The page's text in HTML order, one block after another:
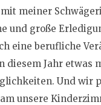
meiner
und große
eine berufliche
diesem Jahr etwas
Und wir
unsere